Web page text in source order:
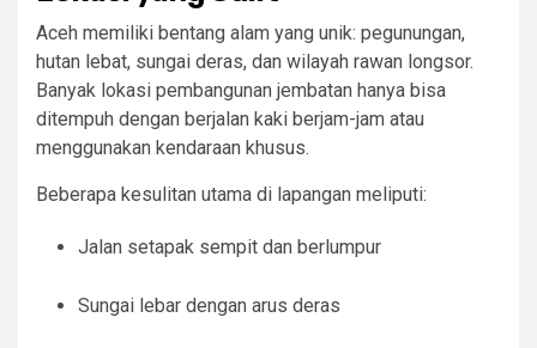
Aceh memiliki bentang alam yang unik: pegunungan,
hutan lebat, sungai deras, dan wilayah rawan longsor.
Banyak lokasi pembangunan jembatan hanya bisa
ditempuh dengan berjalan kaki berjam-jam atau
menggunakan kendaraan khusus.
Beberapa kesulitan utama di lapangan meliputi:
Jalan setapak sempit dan berlumpur
Sungai lebar dengan arus deras